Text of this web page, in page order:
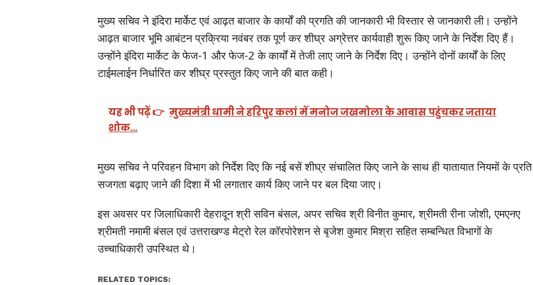
मुख्य सचिव ने इंदिरा मार्केट एवं आढ़त बाजार के कार्यों की प्रगति की जानकारी भी विस्तार से जानकारी ली। उन्होंने
आढ़त बाजार भूमि आबंटन प्रक्रिया नवंबर तक पूर्ण कर शीघ्र अग्रेत्तर कार्यवाही शुरू किए जाने के निर्देश दिए हैं।
उन्होंने इंदिरा मार्केट के फेज-1 और फेज-2 के कार्यों में तेजी लाए जाने के निर्देश दिए। उन्होंने दोनों कार्यों के लिए
टाईमलाईन निर्धारित कर शीघ्र प्रस्तुत किए जाने की बात कही।
यह भी पढ़ें 👉 मुख्यमंत्री धामी ने हरिपुर कलां में मनोज जखमोला के आवास पहुंचकर जताया
शोक…
मुख्य सचिव ने परिवहन विभाग को निर्देश दिए कि नई बसें शीघ्र संचालित किए जाने के साथ ही यातायात नियमों के प्रति
सजगता बढ़ाए जाने की दिशा में भी लगातार कार्य किए जाने पर बल दिया जाए।
इस अवसर पर जिलाधिकारी देहरादून श्री सविन बंसल, अपर सचिव श्री विनीत कुमार, श्रीमती रीना जोशी, एमएनए
श्रीमती नमामी बंसल एवं उत्तराखण्ड मेट्रो रेल कॉरपोरेशन से बृजेश कुमार मिश्रा सहित सम्बन्धित विभागों के
उच्चाधिकारी उपस्थित थे।
RELATED TOPICS: